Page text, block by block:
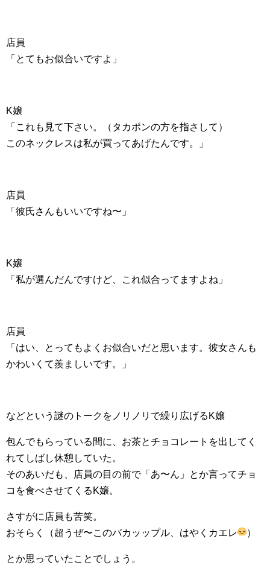
店員
「とてもお似合いですよ」
K嬢
「これも見て下さい。（タカポンの方を指さして）
このネックレスは私が買ってあげたんです。」
店員
「彼氏さんもいいですね〜」
K嬢
「私が選んだんですけど、これ似合ってますよね」
店員
「はい、とってもよくお似合いだと思います。彼女さんも
かわいくて羨ましいです。」
などという謎のトークをノリノリで繰り広げるK嬢
包んでもらっている間に、お茶とチョコレートを出してく
れてしばし休憩していた。
そのあいだも、店員の目の前で「あ〜ん」とか言ってチョ
コを食べさせてくるK嬢。
さすがに店員も苦笑。
おそらく（超うぜ〜このバカッップル、はやくカエレ
）
とか思っていたことでしょう。